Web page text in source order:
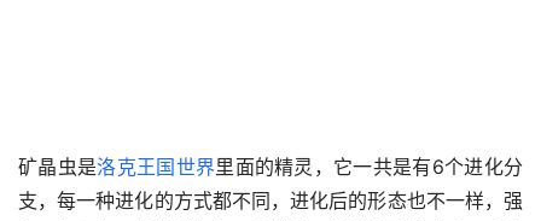
矿晶虫是洛克王国世界里面的精灵，它一共是有6个进化分
支，每一种进化的方式都不同，进化后的形态也不一样，强